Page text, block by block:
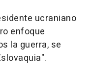
ucraniano
enfoque
la guerra, se